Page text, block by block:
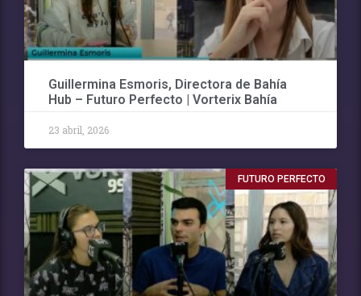
Guillermina Esmoris, Directora de Bahía
Hub – Futuro Perfecto | Vorterix Bahía
23 abril, 2026
FUTURO PERFECTO